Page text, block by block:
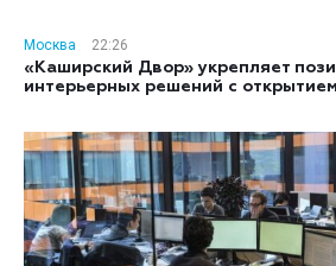
Москва
22:26
«Каширский Двор» укрепляет
интерьерных решений с